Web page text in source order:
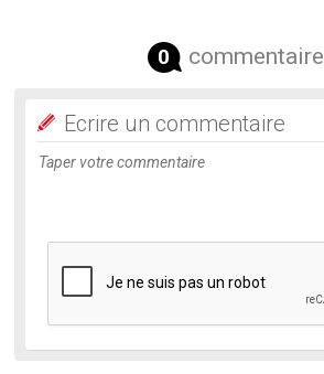
0 commentaire
Ecrire un commentaire